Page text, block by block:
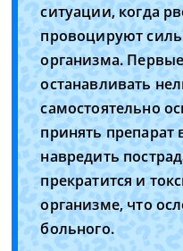
ситуации, когда
провоцируют
организма.
останавливать
самостоятельно
принять препарат
навредить
прекратится и
организме, что
больного.